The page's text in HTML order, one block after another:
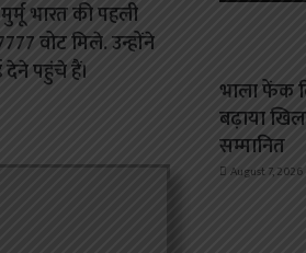
भारत की पहली
वोट मिले. उन्होंने
देने पहुंचे हैं।
भाला फेंक
बढ़ाया
सम्मानित
August 7, 2026